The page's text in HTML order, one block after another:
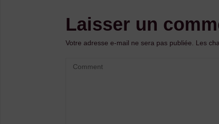
Laisser un
Votre adresse e-mail ne sera pas publiée. Les